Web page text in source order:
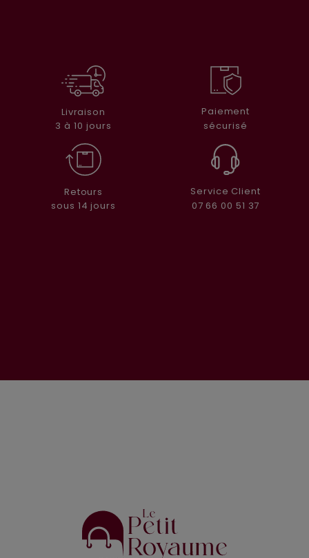
Livraison
3 à 10 jours
Paiement
sécurisé
Retours
sous 14 jours
Service Client
07 66 00 51 37